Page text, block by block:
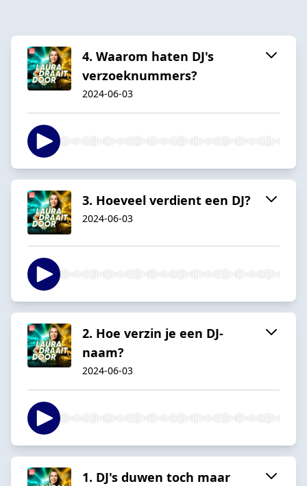
4. Waarom haten DJ's
verzoeknummers?
2024-06-03
3. Hoeveel verdient een DJ?
2024-06-03
2. Hoe verzin je een DJ-
naam?
2024-06-03
1. DJ's duwen toch maar